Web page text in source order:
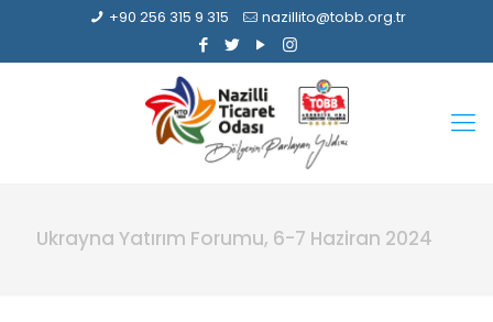
+90 256 315 9 315 nazillito@tobb.org.tr
Ukrayna Yatırım Forumu, 6-7 Haziran 2024